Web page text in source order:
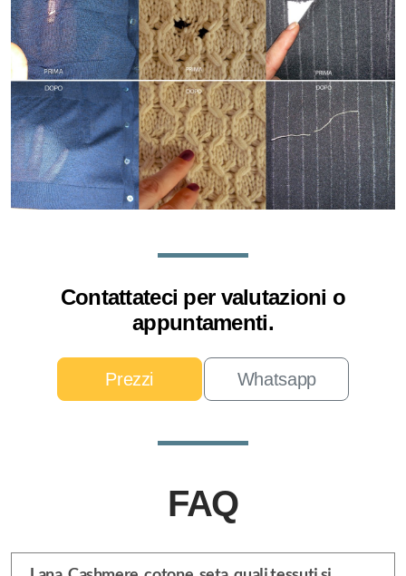
Contattateci per valutazioni o
appuntamenti.
Prezzi Whatsapp
FAQ